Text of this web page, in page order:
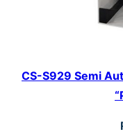
CS-S929 Semi